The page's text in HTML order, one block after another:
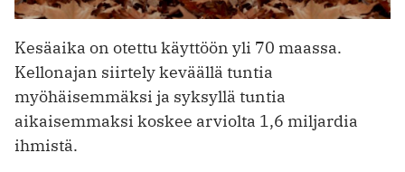
Kesäaika on otettu käyttöön yli 70 maassa.
Kellonajan siirtely keväällä tuntia
myöhäisemmäksi ja syksyllä tuntia
aikaisemmaksi koskee arviolta 1,6 miljardia
ihmistä.